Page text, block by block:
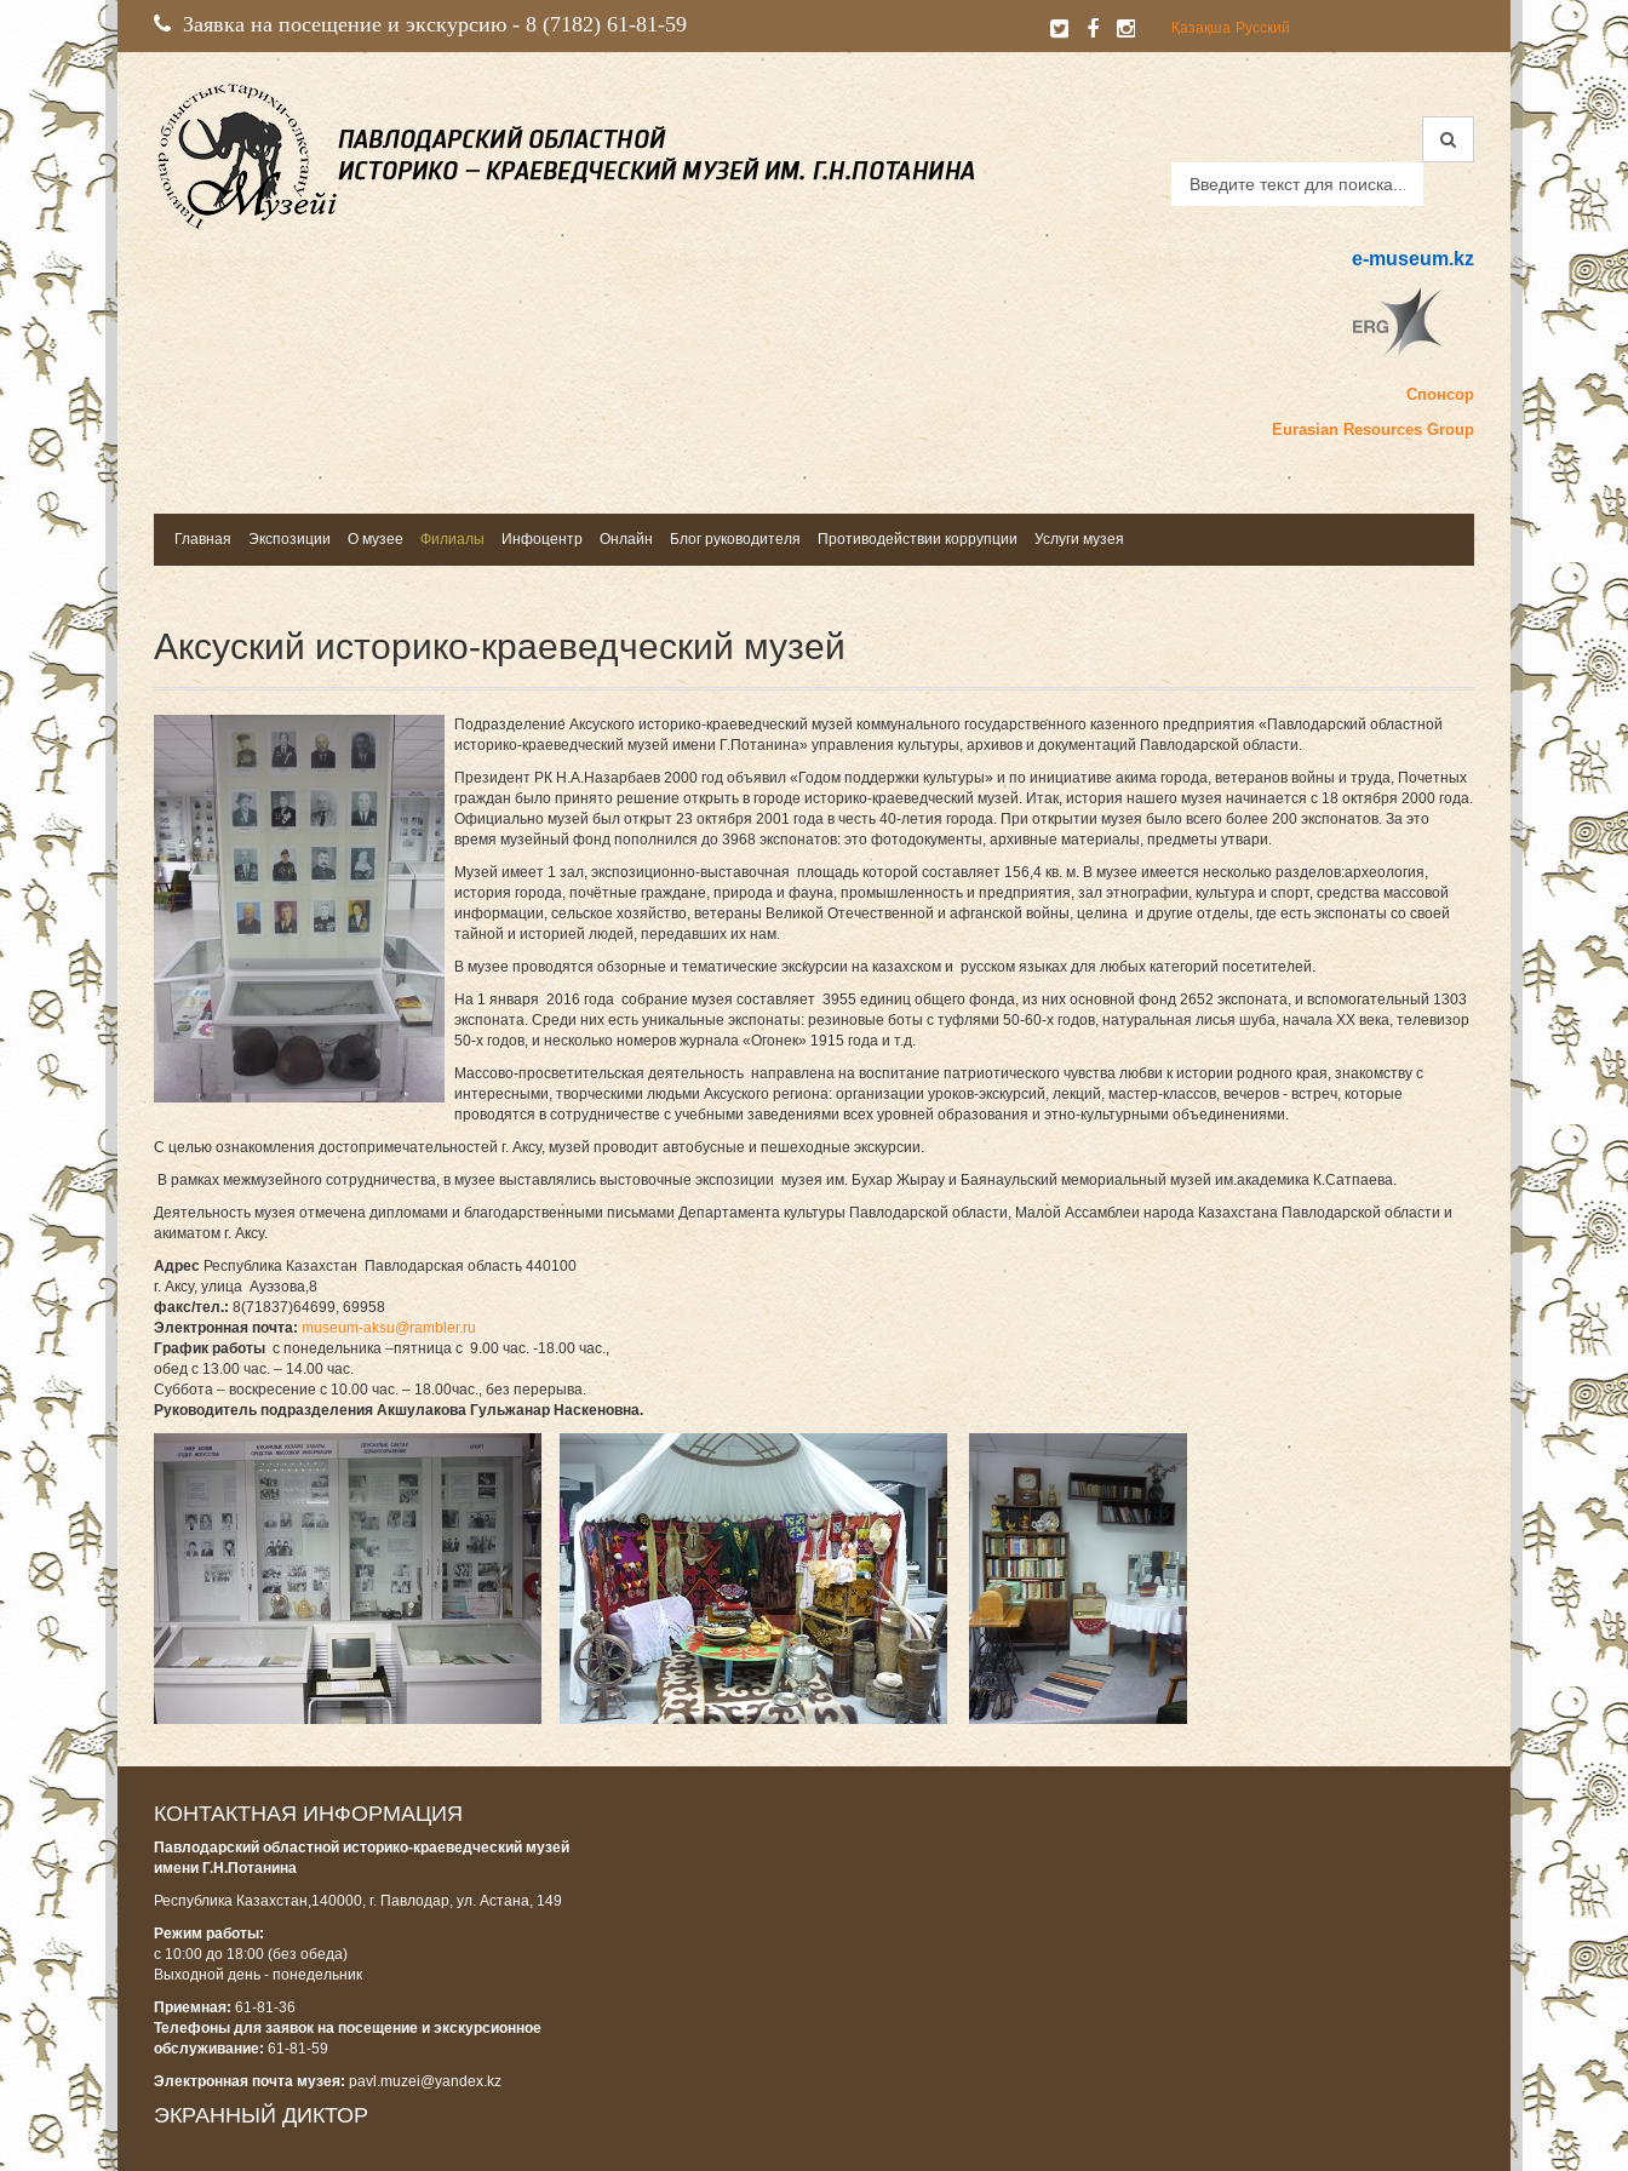
Заявка на посещение и экскурсию - 8 (7182) 61-81-59 Қазақша Русский
e-museum.kz
Спонсор
Eurasian Resources Group
Главная Экспозиции О музее Филиалы Инфоцентр Онлайн Блог руководителя Противодействии коррупции Услуги музея
Аксуский историко-краеведческий музей
Подразделение Аксуского историко-краеведческий музей коммунального государственного казенного предприятия «Павлодарский областной
историко-краеведческий музей имени Г.Потанина» управления культуры, архивов и документаций Павлодарской области.
Президент РК Н.А.Назарбаев 2000 год объявил «Годом поддержки культуры» и по инициативе акима города, ветеранов войны и труда, Почетных
граждан было принято решение открыть в городе историко-краеведческий музей. Итак, история нашего музея начинается с 18 октября 2000 года.
Официально музей был открыт 23 октября 2001 года в честь 40-летия города. При открытии музея было всего более 200 экспонатов. За это
время музейный фонд пополнился до 3968 экспонатов: это фотодокументы, архивные материалы, предметы утвари.
Музей имеет 1 зал, экспозиционно-выставочная площадь которой составляет 156,4 кв. м. В музее имеется несколько разделов:археология,
история города, почётные граждане, природа и фауна, промышленность и предприятия, зал этнографии, культура и спорт, средства массовой
информации, сельское хозяйство, ветераны Великой Отечественной и афганской войны, целина и другие отделы, где есть экспонаты со своей
тайной и историей людей, передавших их нам.
В музее проводятся обзорные и тематические экскурсии на казахском и русском языках для любых категорий посетителей.
На 1 января 2016 года собрание музея составляет 3955 единиц общего фонда, из них основной фонд 2652 экспоната, и вспомогательный 1303
экспоната. Среди них есть уникальные экспонаты: резиновые боты с туфлями 50-60-х годов, натуральная лисья шуба, начала ХХ века, телевизор
50-х годов, и несколько номеров журнала «Огонек» 1915 года и т.д.
Массово-просветительская деятельность направлена на воспитание патриотического чувства любви к истории родного края, знакомству с
интересными, творческими людьми Аксуского региона: организации уроков-экскурсий, лекций, мастер-классов, вечеров - встреч, которые
проводятся в сотрудничестве с учебными заведениями всех уровней образования и этно-культурными объединениями.
С целью ознакомления достопримечательностей г. Аксу, музей проводит автобусные и пешеходные экскурсии.
В рамках межмузейного сотрудничества, в музее выставлялись выстовочные экспозиции музея им. Бухар Жырау и Баянаульский мемориальный музей им.академика К.Сатпаева.
Деятельность музея отмечена дипломами и благодарственными письмами Департамента культуры Павлодарской области, Малой Ассамблеи народа Казахстана Павлодарской области и
акиматом г. Аксу.
Адрес Республика Казахстан Павлодарская область 440100
г. Аксу, улица Ауэзова,8
факс/тел.: 8(71837)64699, 69958
Электронная почта: museum-aksu@rambler.ru
График работы с понедельника –пятница с 9.00 час. -18.00 час.,
обед с 13.00 час. – 14.00 час.
Суббота – воскресение с 10.00 час. – 18.00час., без перерыва.
Руководитель подразделения Акшулакова Гульжанар Наскеновна.
КОНТАКТНАЯ ИНФОРМАЦИЯ
Павлодарский областной историко-краеведческий музей
имени Г.Н.Потанина
Республика Казахстан,140000, г. Павлодар, ул. Астана, 149
Режим работы:
с 10:00 до 18:00 (без обеда)
Выходной день - понедельник
Приемная: 61-81-36
Телефоны для заявок на посещение и экскурсионное
обслуживание: 61-81-59
Электронная почта музея: pavl.muzei@yandex.kz
ЭКРАННЫЙ ДИКТОР